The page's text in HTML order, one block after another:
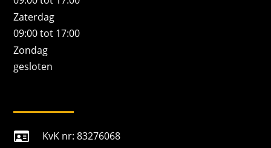
Zaterdag
09:00 tot 17:00
Zondag
gesloten
 KvK nr: 83276068